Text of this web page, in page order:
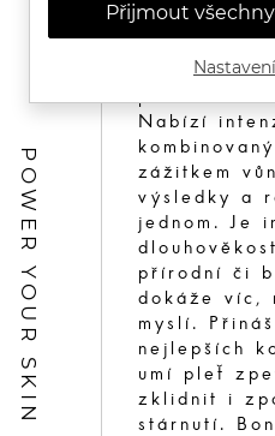
POWER YOUR SKIN
Přírodní
síla
prémiovou
Nabízí
zážitkem
výsledky a
jednom. Je
přírodní či
dokáže víc,
myslí.
nejlepších
umí pleť
zklidnit i
stárnutí.
Přijmout